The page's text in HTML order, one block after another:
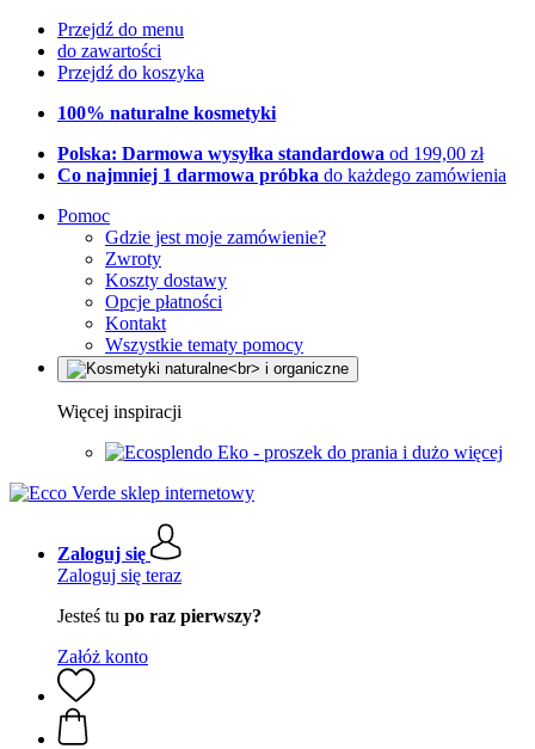
Przejdź do menu
do zawartości
Przejdź do koszyka
100% naturalne kosmetyki
Polska: Darmowa wysyłka standardowa od 199,00 zł
Co najmniej 1 darmowa próbka do każdego zamówienia
Pomoc
Gdzie jest moje zamówienie?
Zwroty
Koszty dostawy
Opcje płatności
Kontakt
Wszystkie tematy pomocy
Więcej inspiracji
Eko - proszek do prania i dużo więcej
Zaloguj się
Zaloguj się teraz
Jesteś tu po raz pierwszy?
Załóż konto